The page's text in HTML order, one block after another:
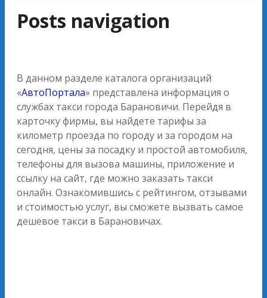
Posts navigation
В данном разделе каталога организаций
«АвтоПортала» представлена информация о
службах такси города Барановичи. Перейдя в
карточку фирмы, вы найдете тарифы за
километр проезда по городу и за городом на
сегодня, цены за посадку и простой автомобиля,
телефоны для вызова машины, приложение и
ссылку на сайт, где можно заказать такси
онлайн. Ознакомившись с рейтингом, отзывами
и стоимостью услуг, вы сможете вызвать самое
дешевое такси в Барановичах.